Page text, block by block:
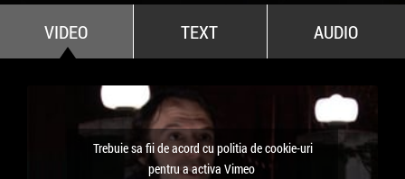
VIDEO TEXT AUDIO
Trebuie sa fii de acord cu politia de cookie-uri
pentru a activa Vimeo